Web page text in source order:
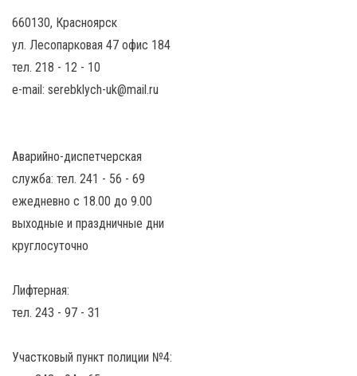
660130, Красноярск
ул. Лесопарковая 47 офис 184
тел. 218 - 12 - 10
e-mail: serebklych-uk@mail.ru
Аварийно-диспетчерская
служба: тел. 241 - 56 - 69
ежедневно с 18.00 до 9.00
выходные и праздничные дни
круглосуточно
Лифтерная:
тел. 243 - 97 - 31
Участковый пункт полиции №4: